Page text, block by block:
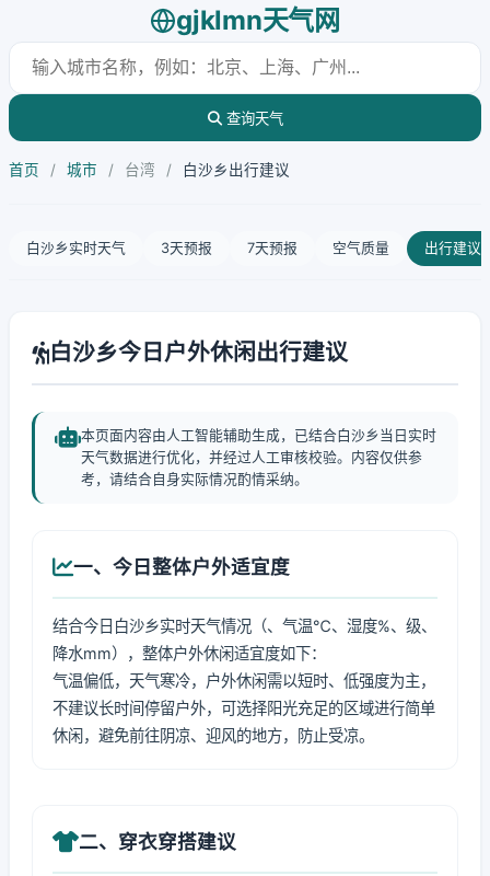
gjklmn天气网
查询天气
首页 / 城市 / 台湾 / 白沙乡出行建议
白沙乡实时天气 3天预报 7天预报 空气质量 出行建议
白沙乡今日户外休闲出行建议
本页面内容由人工智能辅助生成，已结合白沙乡当日实时
天气数据进行优化，并经过人工审核校验。内容仅供参
考，请结合自身实际情况酌情采纳。
一、今日整体户外适宜度
结合今日白沙乡实时天气情况（、气温℃、湿度%、级、
降水mm），整体户外休闲适宜度如下：
气温偏低，天气寒冷，户外休闲需以短时、低强度为主，
不建议长时间停留户外，可选择阳光充足的区域进行简单
休闲，避免前往阴凉、迎风的地方，防止受凉。
二、穿衣穿搭建议